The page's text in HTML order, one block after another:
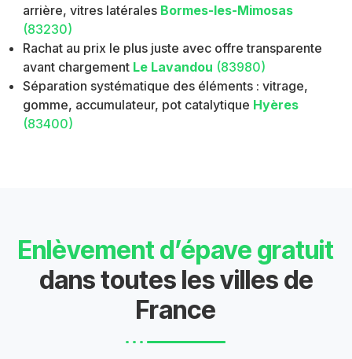
arrière, vitres latérales Bormes-les-Mimosas
(83230)
Rachat au prix le plus juste avec offre transparente
avant chargement Le Lavandou (83980)
Séparation systématique des éléments : vitrage,
gomme, accumulateur, pot catalytique Hyères
(83400)
Enlèvement d’épave gratuit
dans toutes les villes de
France